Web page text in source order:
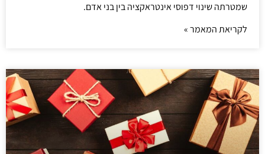
שמטרתה שינוי דפוסי אינטראקציה בין בני אדם.
לקריאת המאמר »